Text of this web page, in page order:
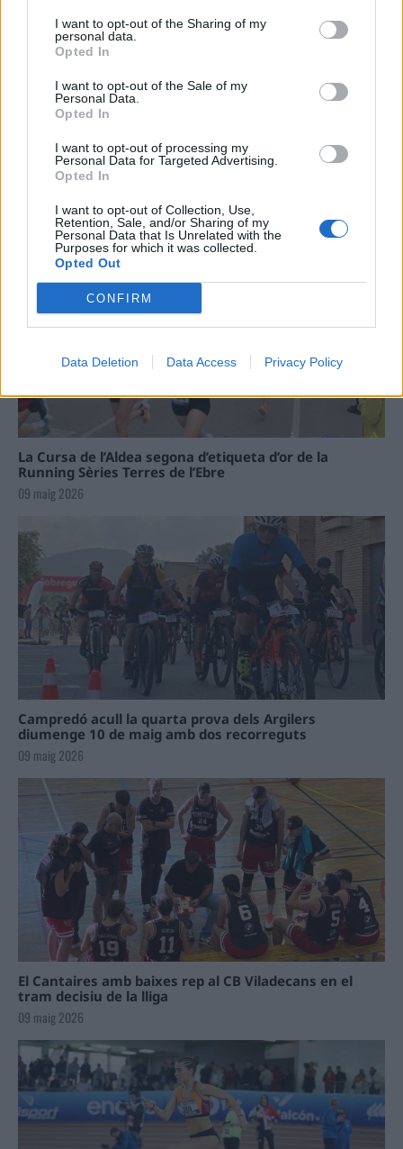
I want to opt-out of the Sharing of my
personal data.
Opted In
I want to opt-out of the Sale of my
Personal Data.
Opted In
I want to opt-out of processing my
Personal Data for Targeted Advertising.
Opted In
I want to opt-out of Collection, Use,
Retention, Sale, and/or Sharing of my
Personal Data that Is Unrelated with the
Purposes for which it was collected.
Opted Out
CONFIRM
Data Deletion Data Access Privacy Policy
Blaumut lidera el cartell musical de les
La Cursa de l’Aldea segona d’etiqueta d’or de la
Running Sèries Terres de l’Ebre
09 maig 2026
Campredó acull la quarta prova dels Argilers
diumenge 10 de maig amb dos recorreguts
09 maig 2026
El Cantaires amb baixes rep al CB Viladecans en el
tram decisiu de la lliga
09 maig 2026